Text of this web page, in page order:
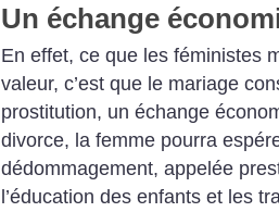
Un échange
En effet, ce que les féministes
valeur, c’est que le mariage
prostitution, un échange
divorce, la femme pourra
dédommagement, appelée
l’éducation des enfants et les